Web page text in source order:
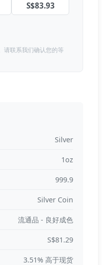
S$83.93
请联系我们确认您的等
Silver
1oz
999.9
Silver Coin
流通品 - 良好成色
S$81.29
3.51% 高于现货